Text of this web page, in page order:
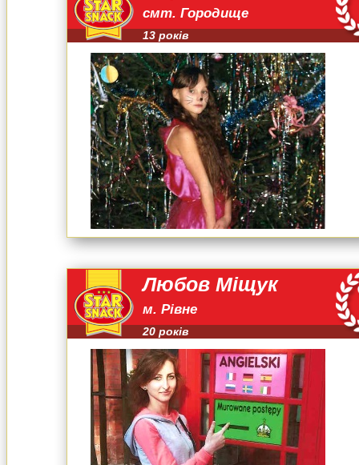
смт. Городище
13 років
Любов Міщук
м. Рівне
20 років